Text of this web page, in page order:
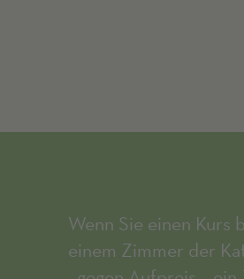
Wenn Sie einen Kurs
einem Zimmer der